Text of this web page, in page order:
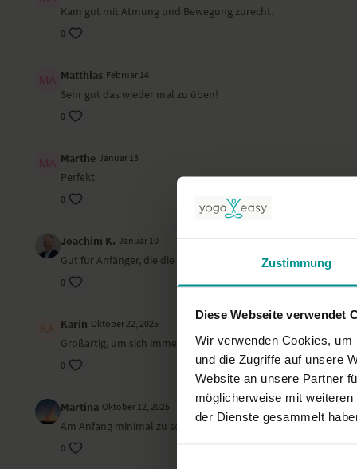
Zustimmung
Diese Webseite verwendet
Wir verwenden Cookies,
und die Zugriffe auf unsere
Website an unsere Partner
möglicherweise mit
der Dienste gesammelt
Kam gut mit Atmung und Bewegung zurecht.
0
Matthias Februar 14
Sehr gut das wieder mal zu üben!
0
Marthe Januar 13
Perfekt
0
Joachim K. Januar 10
Gut für Anfänger, die die wesentlichen Stellungen schon
0
Karin Oktober 22, 2025
Großartig, um sich immer wieder an die Grundlagen zu
0
Martina Oktober 12, 2025
Am Anfang minimal zu schnell für unbekannte Positionen.
0